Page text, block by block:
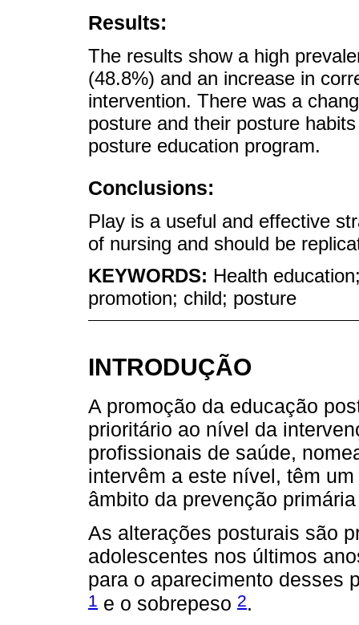
Results:
The results show a high
(48.8%) and an increase in
intervention. There was a
posture and their posture
posture education program.
Conclusions:
Play is a useful and effective
of nursing and should be
KEYWORDS: Health
promotion; child; posture
INTRODUÇÃO
A promoção da educação
prioritário ao nível da
profissionais de saúde,
intervêm a este nível, têm
âmbito da prevenção
As alterações posturais são
adolescentes nos últimos
para o aparecimento desses
1 e o sobrepeso 2.